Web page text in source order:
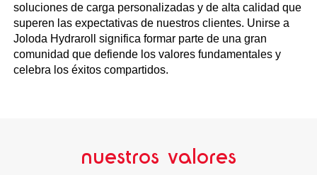
soluciones de carga personalizadas y de alta calidad que
superen las expectativas de nuestros clientes. Unirse a
Joloda Hydraroll significa formar parte de una gran
comunidad que defiende los valores fundamentales y
celebra los éxitos compartidos.
nuestros valores